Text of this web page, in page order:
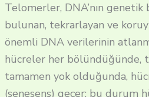
Telomerler, DNA’nın genetik
bulunan, tekrarlayan ve
önemli DNA verilerinin
hücreler her bölündüğünde,
tamamen yok olduğunda,
(senesens) geçer; bu durum